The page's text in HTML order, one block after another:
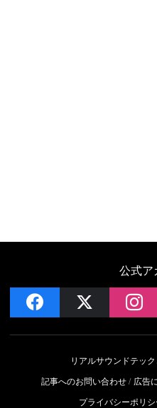
公式ア
facebook
リアルサウンドテッ
記事へのお問い合わせ
広告
プライバシーポリシ